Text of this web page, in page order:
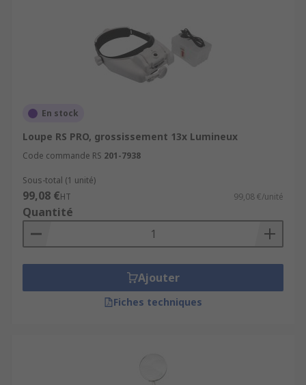
En stock
Loupe RS PRO, grossissement 13x Lumineux
Code commande RS 201-7938
Sous-total (1 unité)
99,08 €HT 99,08 €/unité
Quantité
Ajouter
Fiches techniques